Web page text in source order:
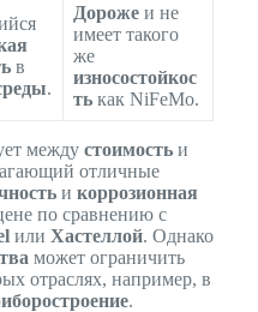
в
.
Дорожеи не
имеет такого
же
износостойкос
тькак NiFeMo.
между стоимостьи
отличные
и коррозионная
по сравнению с
или Хастеллой. Однако
может ограничить
отраслях, например, в
.